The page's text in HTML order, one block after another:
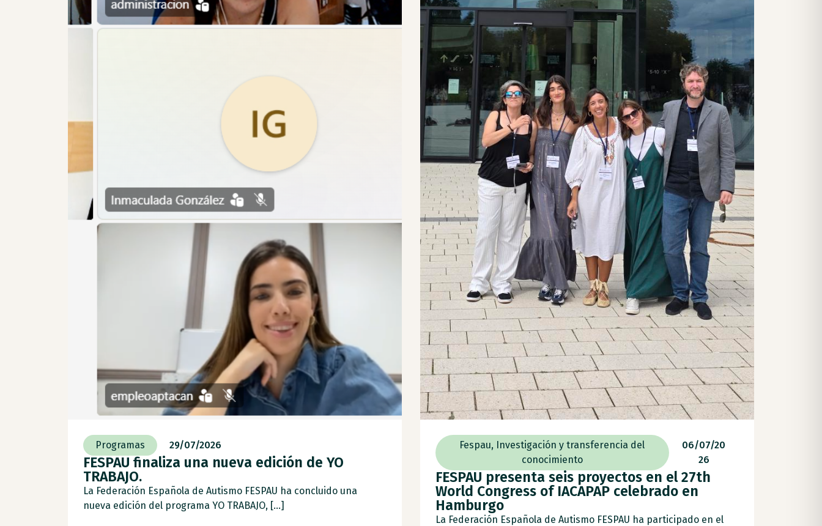
Programas 29/07/2026
FESPAU finaliza una nueva edición de YO
TRABAJO.
La Federación Española de Autismo FESPAU ha concluido una
nueva edición del programa YO TRABAJO, [...]
Fespau, Investigación y transferencia del
conocimiento
06/07/20
26
FESPAU presenta seis proyectos en el 27th
World Congress of IACAPAP celebrado en
Hamburgo
La Federación Española de Autismo FESPAU ha participado en el